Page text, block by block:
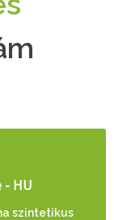
- HU
szintetikus